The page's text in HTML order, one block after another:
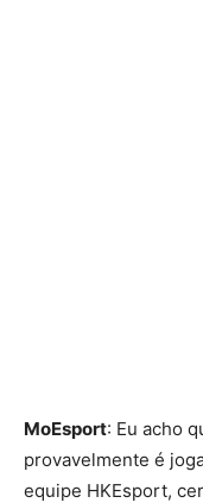
MoEsport: Eu acho
provavelmente é
equipe HKEsport,